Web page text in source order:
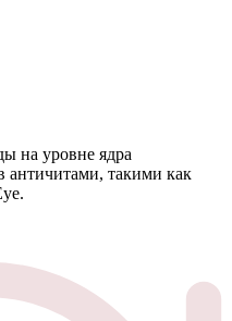
на уровне ядра
античитами, такими как